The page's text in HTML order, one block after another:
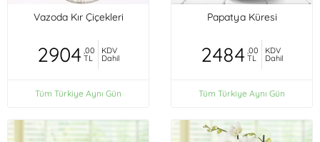
Vazoda Kır Çiçekleri
2904 ,00
TL
KDV
Dahil
Tüm Türkiye Aynı Gün
Papatya Küresi
2484 ,00
TL
KDV
Dahil
Tüm Türkiye Aynı Gün